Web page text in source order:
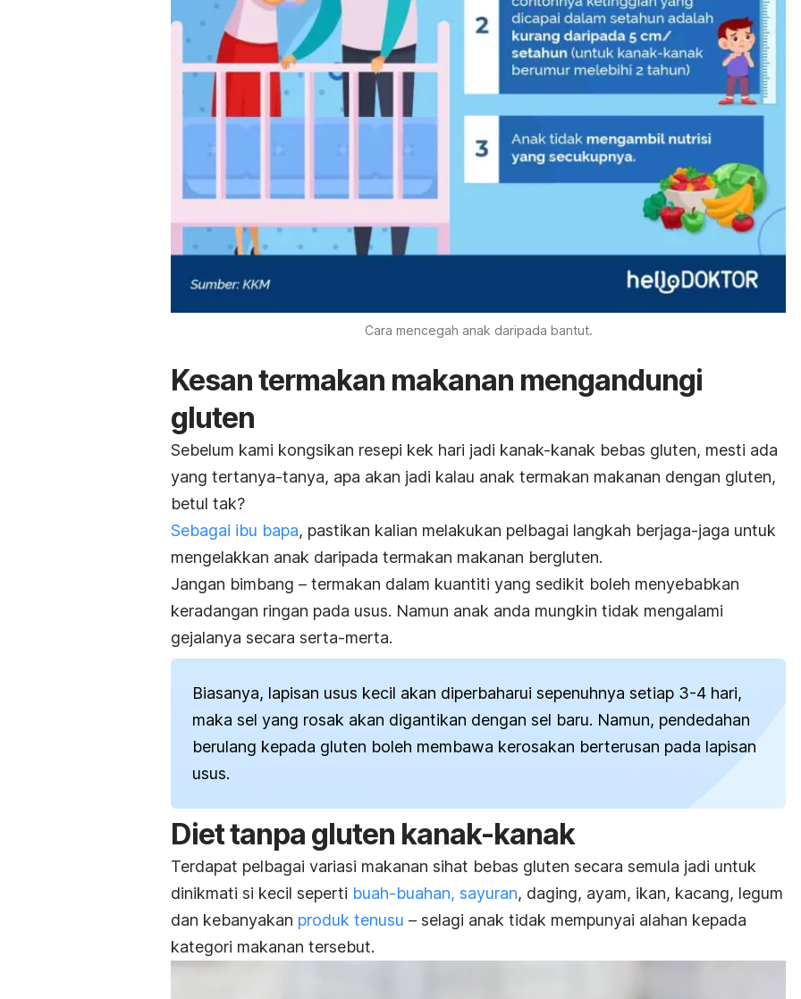
Cara mencegah anak daripada bantut.
Kesan termakan makanan mengandungi
gluten
Sebelum kami kongsikan resepi kek hari jadi kanak-kanak bebas gluten, mesti ada
yang tertanya-tanya, apa akan jadi kalau anak termakan makanan dengan gluten,
betul tak?
Sebagai ibu bapa, pastikan kalian melakukan pelbagai langkah berjaga-jaga untuk
mengelakkan anak daripada termakan makanan bergluten.
Jangan bimbang – termakan dalam kuantiti yang sedikit boleh menyebabkan
keradangan ringan pada usus. Namun anak anda mungkin tidak mengalami
gejalanya secara serta-merta.
Biasanya, lapisan usus kecil akan diperbaharui sepenuhnya setiap 3-4 hari,
maka sel yang rosak akan digantikan dengan sel baru. Namun, pendedahan
berulang kepada gluten boleh membawa kerosakan berterusan pada lapisan
usus.
Diet tanpa gluten kanak-kanak
Terdapat pelbagai variasi makanan sihat bebas gluten secara semula jadi untuk
dinikmati si kecil seperti buah-buahan, sayuran, daging, ayam, ikan, kacang, legum
dan kebanyakan produk tenusu – selagi anak tidak mempunyai alahan kepada
kategori makanan tersebut.